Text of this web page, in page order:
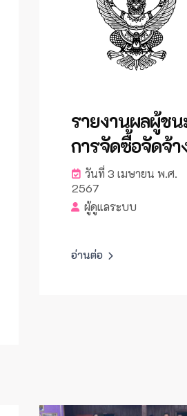
รายงานผลผู้ชน
การจัดซื้อจัดจ้า
วันที่ 3 เมษายน พ.ศ.
2567
ผู้ดูแลระบบ
อ่านต่อ